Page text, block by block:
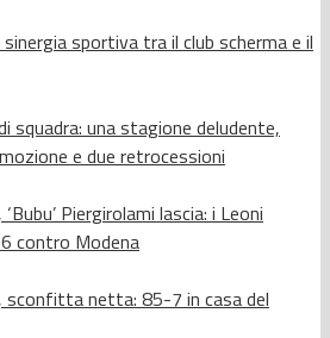
sportiva tra il club scherma e il
squadra: una stagione deludente,
e due retrocessioni
Piergirolami lascia: i Leoni
contro Modena
sconfitta netta: 85-7 in casa del